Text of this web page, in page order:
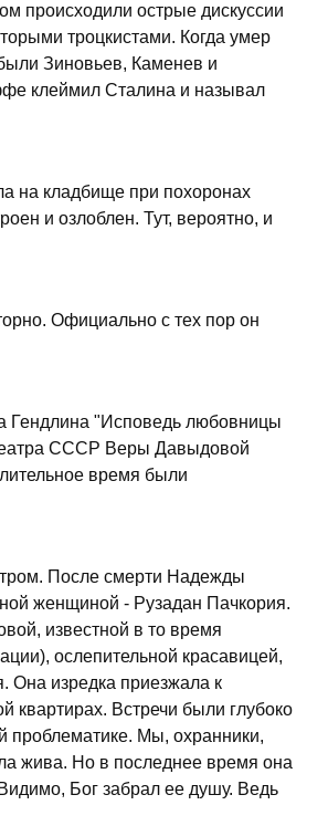
происходили острые дискуссии
троцкистами. Когда умер
Зиновьев, Каменев и
клеймил Сталина и называл
на кладбище при похоронах
и озлоблен. Тут, вероятно, и
Официально с тех пор он
Гендлина "Исповедь любовницы
СССР Веры Давыдовой
время были
После смерти Надежды
женщиной - Рузадан Пачкория.
известной в то время
ослепительной красавицей,
Она изредка приезжала к
квартирах. Встречи были глубоко
проблематике. Мы, охранники,
жива. Но в последнее время она
Бог забрал ее душу. Ведь